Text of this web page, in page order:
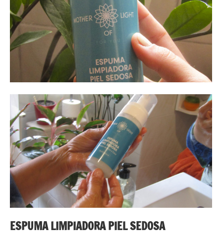
ESPUMA LIMPIADORA PIEL SEDOSA